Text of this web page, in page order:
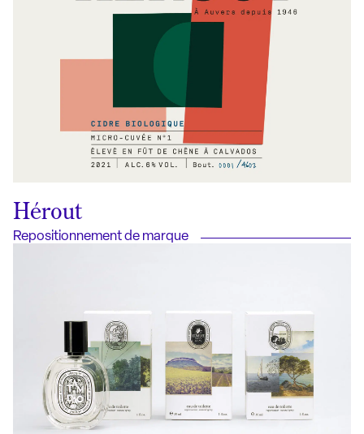
Hérout
Repositionnement de marque